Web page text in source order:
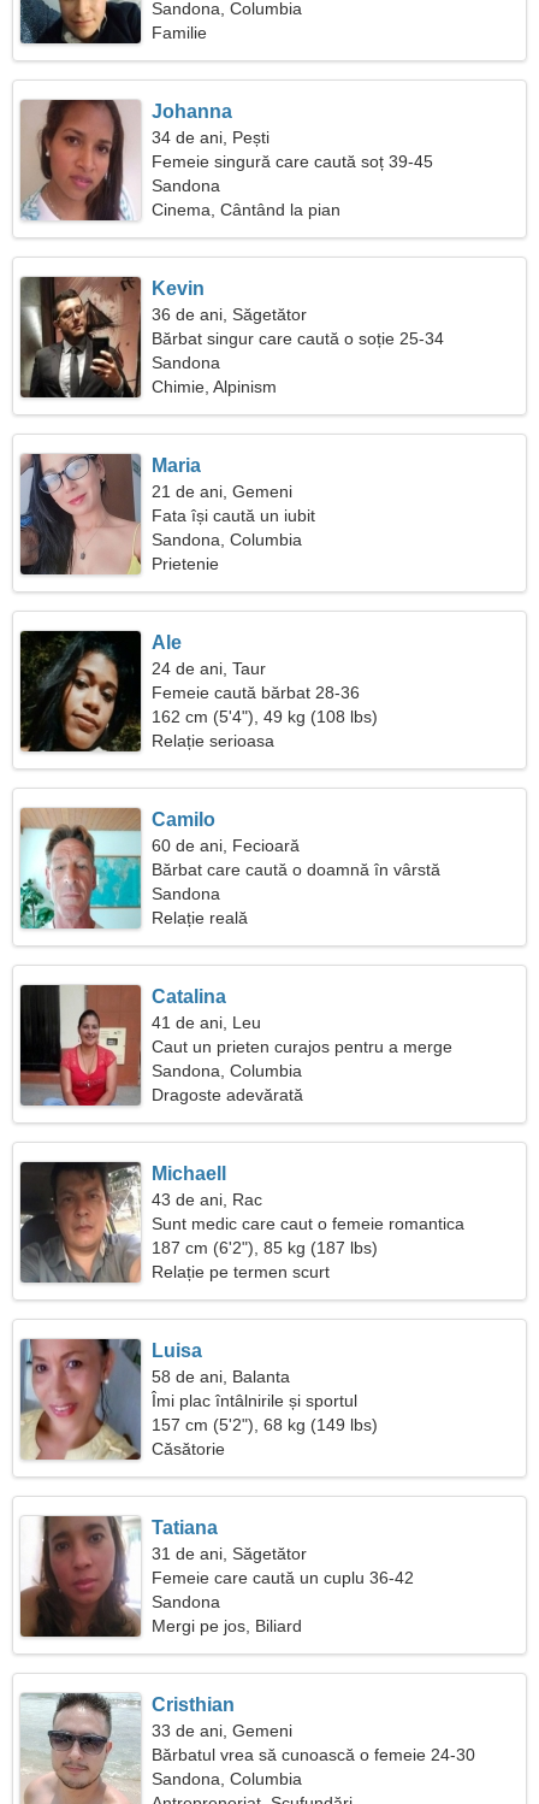
Sandona, Columbia
Familie
Johanna
34 de ani, Pești
Femeie singură care caută soț 39-45
Sandona
Cinema, Cântând la pian
Kevin
36 de ani, Săgetător
Bărbat singur care caută o soție 25-34
Sandona
Chimie, Alpinism
Maria
21 de ani, Gemeni
Fata își caută un iubit
Sandona, Columbia
Prietenie
Ale
24 de ani, Taur
Femeie caută bărbat 28-36
162 cm (5'4"), 49 kg (108 lbs)
Relație serioasa
Camilo
60 de ani, Fecioară
Bărbat care caută o doamnă în vârstă
Sandona
Relație reală
Catalina
41 de ani, Leu
Caut un prieten curajos pentru a merge
împreună
Sandona, Columbia
Dragoste adevărată
Michaell
43 de ani, Rac
Sunt medic care caut o femeie romantica
187 cm (6'2"), 85 kg (187 lbs)
Relație pe termen scurt
Luisa
58 de ani, Balanta
Îmi plac întâlnirile și sportul
157 cm (5'2"), 68 kg (149 lbs)
Căsătorie
Tatiana
31 de ani, Săgetător
Femeie care caută un cuplu 36-42
Sandona
Mergi pe jos, Biliard
Cristhian
33 de ani, Gemeni
Bărbatul vrea să cunoască o femeie 24-30
Sandona, Columbia